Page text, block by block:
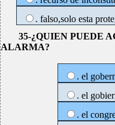
. falso,solo esta
35-¿QUIEN PUEDE
ALARMA?
. el
. el
. el